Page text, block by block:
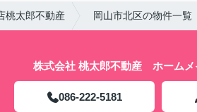
桃太郎不動産 岡山市北区の物件一覧
株式会社 桃太郎不動産 ホームメ
086-222-5181